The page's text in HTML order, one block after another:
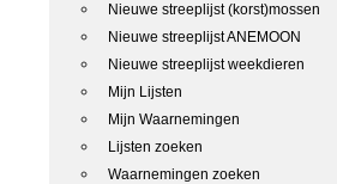
Nieuwe streeplijst (korst)mossen
Nieuwe streeplijst ANEMOON
Nieuwe streeplijst weekdieren
Mijn Lijsten
Mijn Waarnemingen
Lijsten zoeken
Waarnemingen zoeken